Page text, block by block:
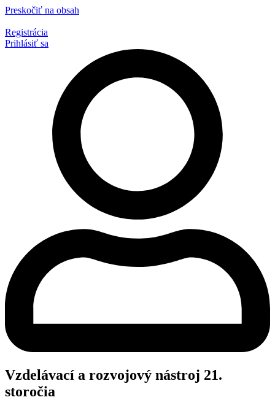
Preskočiť na obsah
Registrácia
Prihlásiť sa
Vzdelávací a rozvojový nástroj 21.
storočia